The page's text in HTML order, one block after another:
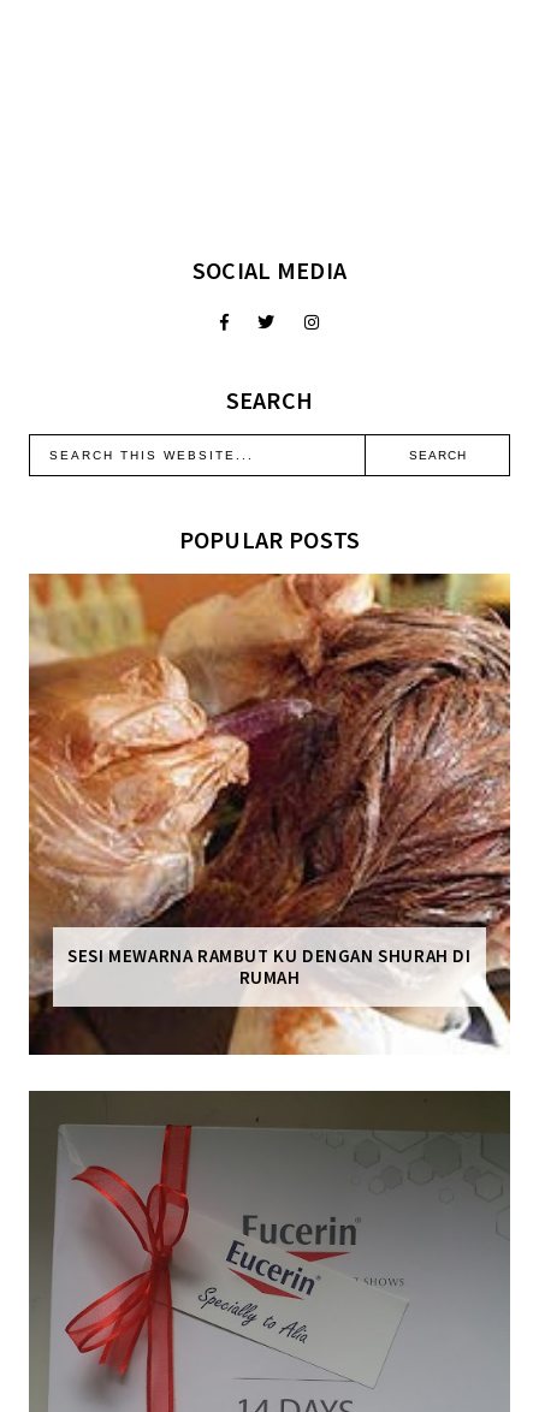
SOCIAL MEDIA
SEARCH
POPULAR POSTS
SESI MEWARNA RAMBUT KU DENGAN SHURAH DI
RUMAH